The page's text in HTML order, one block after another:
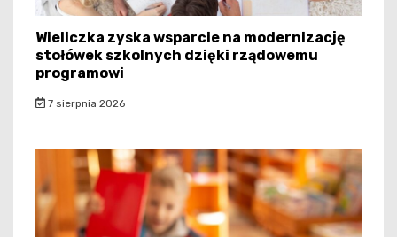
Wieliczka zyska wsparcie na modernizację
stołówek szkolnych dzięki rządowemu
programowi
7 sierpnia 2026